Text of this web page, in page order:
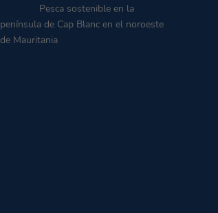
Pesca sostenible en la
península de Cap Blanc en el noroeste
de Mauritania